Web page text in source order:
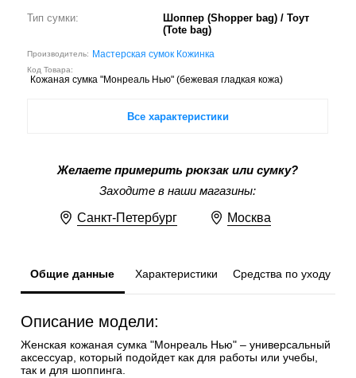
Тип сумки:
Шоппер (Shopper bag) / Тоут
(Tote bag)
Производитель: Мастерская сумок Кожинка
Код Товара:
Кожаная сумка "Монреаль Нью" (бежевая гладкая кожа)
Все характеристики
Желаете примерить рюкзак или сумку?
Заходите в наши магазины:
Санкт-Петербург Москва
Общие данные Характеристики Средства по уходу
Описание модели:
Женская кожаная сумка "Монреаль Нью" – универсальный
аксессуар, который подойдет как для работы или учебы,
так и для шоппинга.